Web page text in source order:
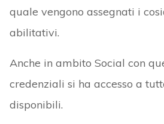
quale vengono assegnati i
abilitativi.
Anche in ambito Social con
credenziali si ha accesso a
disponibili.